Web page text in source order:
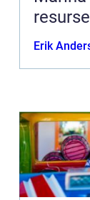
Erik